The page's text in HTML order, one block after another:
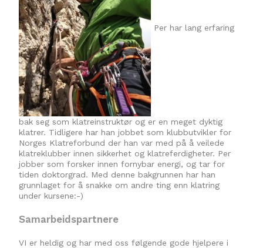
Per har lang erfaring
bak seg som klatreinstruktør og er en meget dyktig
klatrer. Tidligere har han jobbet som klubbutvikler for
Norges Klatreforbund der han var med på å veilede
klatreklubber innen sikkerhet og klatreferdigheter. Per
jobber som forsker innen fornybar energi, og tar for
tiden doktorgrad. Med denne bakgrunnen har han
grunnlaget for å snakke om andre ting enn klatring
under kursene:-)
Samarbeidspartnere
VI er heldig og har med oss følgende gode hjelpere i